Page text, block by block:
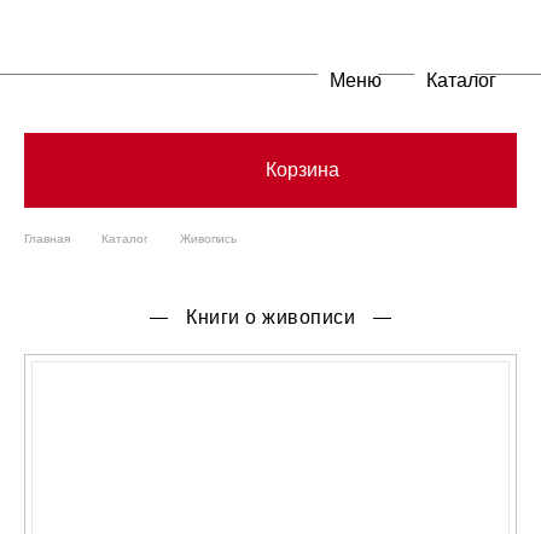
Меню Каталог
Корзина
Главная Каталог Живопись
Книги о живописи